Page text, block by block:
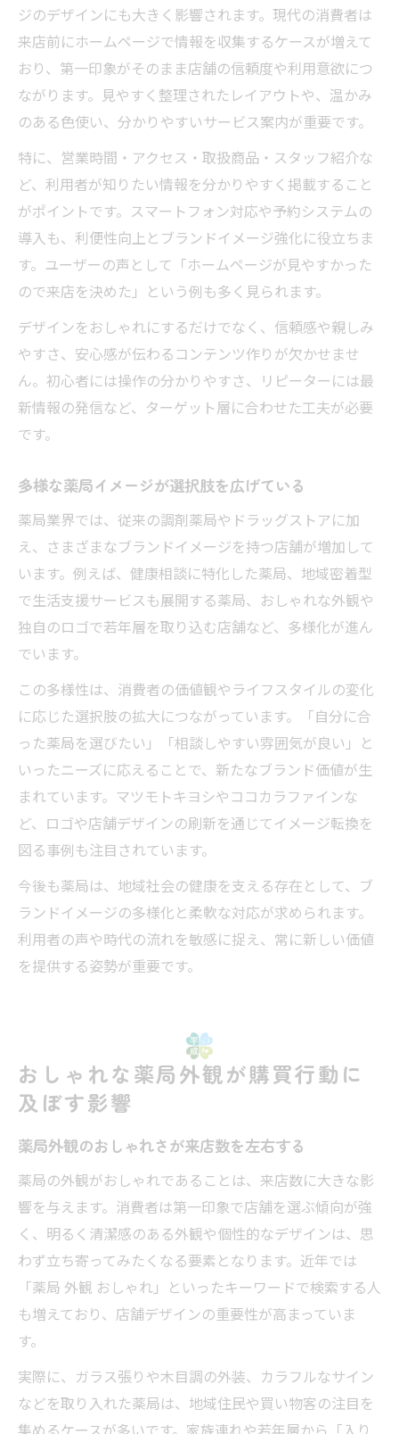
ジのデザインにも大きく影響されます。現代の消費者は
来店前にホームページで情報を収集するケースが増えて
おり、第一印象がそのまま店舗の信頼度や利用意欲につ
ながります。見やすく整理されたレイアウトや、温かみ
のある色使い、分かりやすいサービス案内が重要です。
特に、営業時間・アクセス・取扱商品・スタッフ紹介な
ど、利用者が知りたい情報を分かりやすく掲載すること
がポイントです。スマートフォン対応や予約システムの
導入も、利便性向上とブランドイメージ強化に役立ちま
す。ユーザーの声として「ホームページが見やすかった
ので来店を決めた」という例も多く見られます。
デザインをおしゃれにするだけでなく、信頼感や親しみ
やすさ、安心感が伝わるコンテンツ作りが欠かせませ
ん。初心者には操作の分かりやすさ、リピーターには最
新情報の発信など、ターゲット層に合わせた工夫が必要
です。
多様な薬局イメージが選択肢を広げている
薬局業界では、従来の調剤薬局やドラッグストアに加
え、さまざまなブランドイメージを持つ店舗が増加して
います。例えば、健康相談に特化した薬局、地域密着型
で生活支援サービスも展開する薬局、おしゃれな外観や
独自のロゴで若年層を取り込む店舗など、多様化が進ん
でいます。
この多様性は、消費者の価値観やライフスタイルの変化
に応じた選択肢の拡大につながっています。「自分に合
った薬局を選びたい」「相談しやすい雰囲気が良い」と
いったニーズに応えることで、新たなブランド価値が生
まれています。マツモトキヨシやココカラファインな
ど、ロゴや店舗デザインの刷新を通じてイメージ転換を
図る事例も注目されています。
今後も薬局は、地域社会の健康を支える存在として、ブ
ランドイメージの多様化と柔軟な対応が求められます。
利用者の声や時代の流れを敏感に捉え、常に新しい価値
を提供する姿勢が重要です。
おしゃれな薬局外観が購買行動に
及ぼす影響
薬局外観のおしゃれさが来店数を左右する
薬局の外観がおしゃれであることは、来店数に大きな影
響を与えます。消費者は第一印象で店舗を選ぶ傾向が強
く、明るく清潔感のある外観や個性的なデザインは、思
わず立ち寄ってみたくなる要素となります。近年では
「薬局 外観 おしゃれ」といったキーワードで検索する人
も増えており、店舗デザインの重要性が高まっていま
す。
実際に、ガラス張りや木目調の外装、カラフルなサイン
などを取り入れた薬局は、地域住民や買い物客の注目を
集めるケースが多いです。家族連れや若年層から「入り